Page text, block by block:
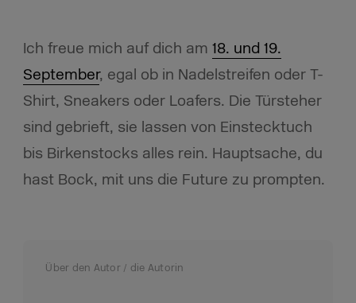
Ich freue mich auf dich am 18. und 19.
September, egal ob in Nadelstreifen oder T-
Shirt, Sneakers oder Loafers. Die Türsteher
sind gebrieft, sie lassen von Einstecktuch
bis Birkenstocks alles rein. Hauptsache, du
hast Bock, mit uns die Future zu prompten.
Über den Autor / die Autorin